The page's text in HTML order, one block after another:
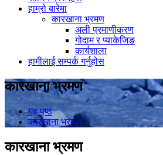
हाम्रो बारेमा
कारखाना भ्रमण
अली प्रमाणीकरण
गोदाम र प्याकेजिङ
कार्यशाला
हामीलाई सम्पर्क गर्नुहोस
कारखाना भ्रमण
गृह पृष्ठ
कारखाना भ्रमण
कारखाना भ्रमण